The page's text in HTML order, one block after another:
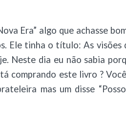
Era” algo que achasse
Ele tinha o título: As visões
Neste dia eu não sabia
comprando este livro ?
mas um disse